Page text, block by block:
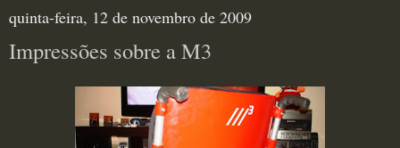
quinta-feira, 12 de novembro de 2009
Impressões sobre a M3